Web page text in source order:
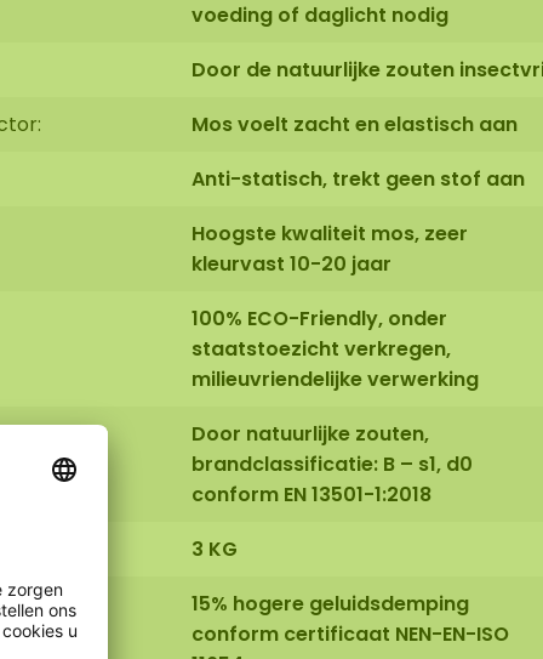
voeding of daglicht nodig
Door de natuurlijke zouten
Mos voelt zacht en elastisch aan
Anti-statisch, trekt geen stof aan
Hoogste kwaliteit mos, zeer
kleurvast 10-20 jaar
100% ECO-Friendly, onder
staatstoezicht verkregen,
milieuvriendelijke verwerking
Door natuurlijke zouten,
brandclassificatie: B – s1, d0
conform EN 13501-1:2018
3 KG
15% hogere geluidsdemping
conform certificaat NEN-EN-ISO